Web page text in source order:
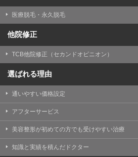
医療脱毛・永久脱毛
他院修正
TCB他院修正（セカンドオピニオン）
選ばれる理由
通いやすい価格設定
アフターサービス
美容整形が初めての方でも受けやすい治療
知識と実績を積んだドクター